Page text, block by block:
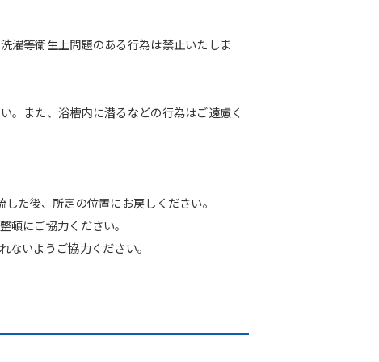
濯等衛生上問題のある行為は禁止いたしま
。また、浴槽内に潜るなどの行為はご遠慮く
た後、所定の位置にお戻しください。
にご協力ください。
いようご協力ください。